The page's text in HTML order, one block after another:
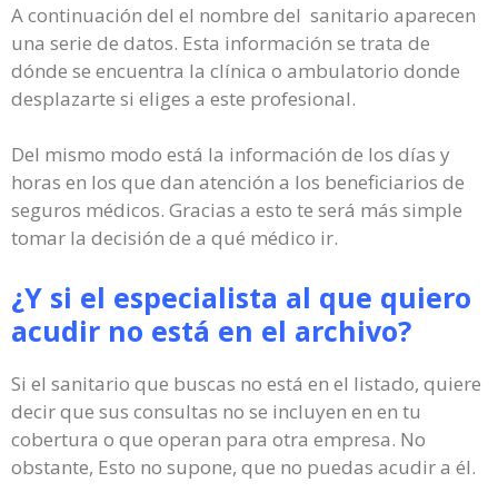
A continuación del el nombre del sanitario aparecen
una serie de datos. Esta información se trata de
dónde se encuentra la clínica o ambulatorio donde
desplazarte si eliges a este profesional.
Del mismo modo está la información de los días y
horas en los que dan atención a los beneficiarios de
seguros médicos. Gracias a esto te será más simple
tomar la decisión de a qué médico ir.
¿Y si el especialista al que quiero
acudir no está en el archivo?
Si el sanitario que buscas no está en el listado, quiere
decir que sus consultas no se incluyen en en tu
cobertura o que operan para otra empresa. No
obstante, Esto no supone, que no puedas acudir a él.